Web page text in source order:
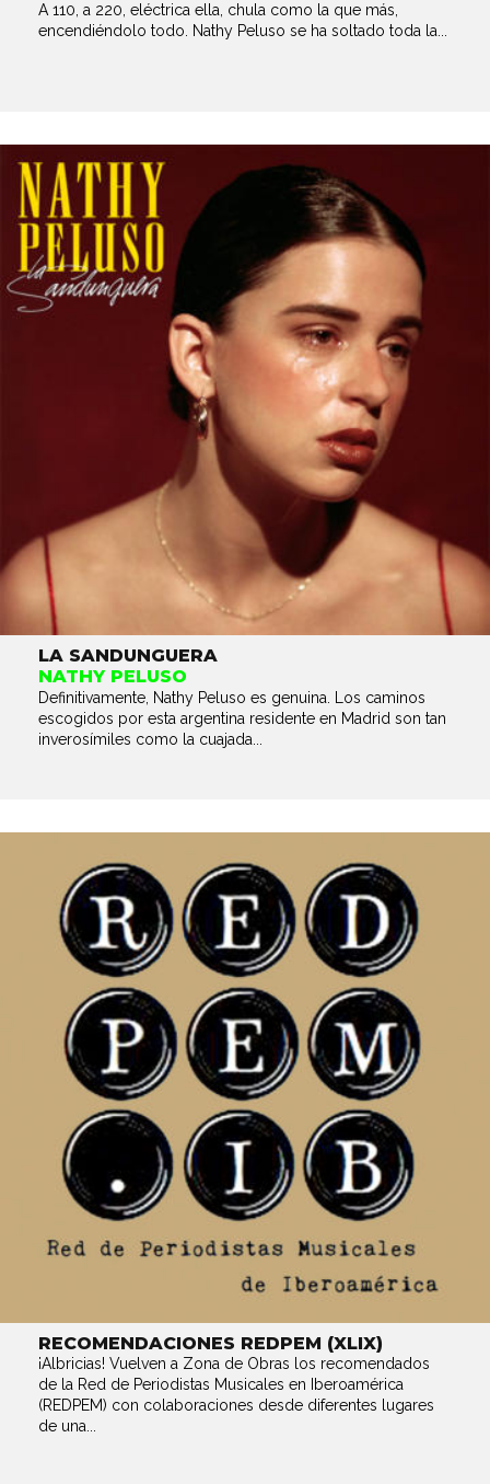
A 110, a 220, eléctrica ella, chula como la que más,
encendiéndolo todo. Nathy Peluso se ha soltado toda la...
LA SANDUNGUERA
NATHY PELUSO
Definitivamente, Nathy Peluso es genuina. Los caminos
escogidos por esta argentina residente en Madrid son tan
inverosímiles como la cuajada...
RECOMENDACIONES REDPEM (XLIX)
¡Albricias! Vuelven a Zona de Obras los recomendados
de la Red de Periodistas Musicales en Iberoamérica
(REDPEM) con colaboraciones desde diferentes lugares
de una...